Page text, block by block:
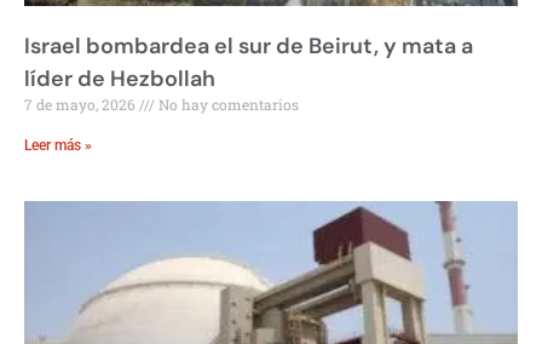
Israel bombardea el sur de Beirut, y mata a
líder de Hezbollah
7 de mayo, 2026 No hay comentarios
Leer más »